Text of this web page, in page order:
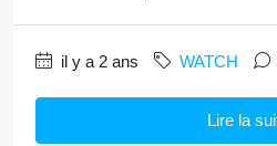
il y a 2 ans WATCH
Lire la